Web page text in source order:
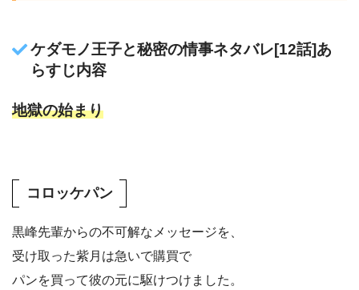
ケダモノ王子と秘密の情事ネタバレ[12話]あ
らすじ内容
地獄の始まり
コロッケパン
黒峰先輩からの不可解なメッセージを、
受け取った紫月は急いで購買で
パンを買って彼の元に駆けつけました。